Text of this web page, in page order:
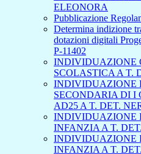
ELEONORA
Pubblicazione
Determina indizione
dotazioni digitali
P-11402
INDIVIDUAZIONE
SCOLASTICA A T.
INDIVIDUAZIONE
SECONDARIA DI I
AD25 A T. DET.
INDIVIDUAZIONE
INFANZIA A T.
INDIVIDUAZIONE
INFANZIA A T.